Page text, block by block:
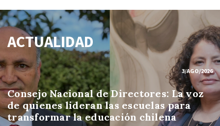
ACTUALIDAD
3/AGO/2026
Consejo Nacional de Directores: La voz
de quienes lideran las escuelas para
transformar la educación chilena